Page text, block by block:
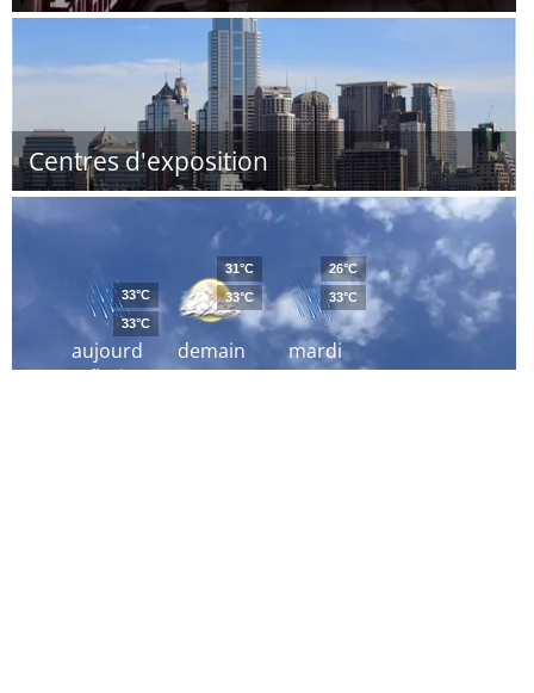
Centres d'exposition
aujourd
´hui
33°C
33°C
demain
31°C
33°C
mardi
26°C
33°C